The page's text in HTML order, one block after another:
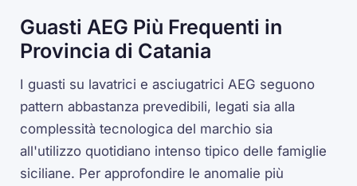
Guasti AEG Più Frequenti in
Provincia di Catania
I guasti su lavatrici e asciugatrici AEG seguono
pattern abbastanza prevedibili, legati sia alla
complessità tecnologica del marchio sia
all'utilizzo quotidiano intenso tipico delle famiglie
siciliane. Per approfondire le anomalie più